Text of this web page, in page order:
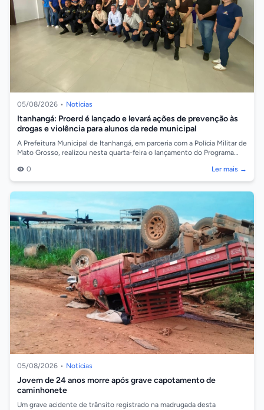
05/08/2026 • Notícias
Itanhangá: Proerd é lançado e levará ações de prevenção às
drogas e violência para alunos da rede municipal
A Prefeitura Municipal de Itanhangá, em parceria com a Polícia Militar de
Mato Grosso, realizou nesta quarta-feira o lançamento do Programa
0
Ler mais →
05/08/2026 • Notícias
Jovem de 24 anos morre após grave capotamento de
caminhonete
Um grave acidente de trânsito registrado na madrugada desta